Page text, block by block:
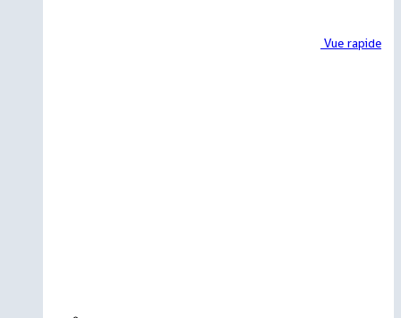
Vue rapide